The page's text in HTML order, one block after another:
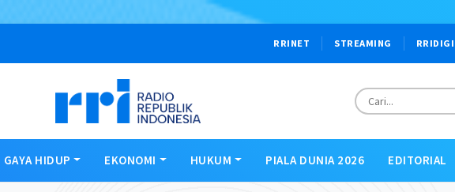
RRINET STREAMING
GAYA HIDUP EKONOMI HUKUM PIALA DUNIA 2026 EDITORIAL